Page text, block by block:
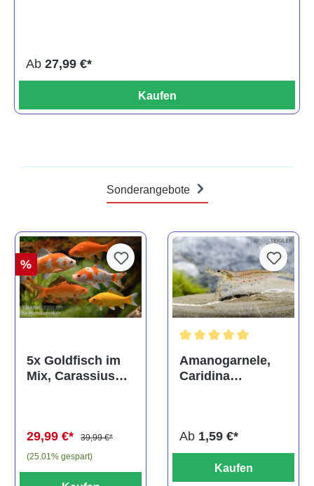
Ab 27,99 €*
Kaufen
Sonderangebote
%
5x Goldfisch im
Mix, Carassius
29,99 €*
39,99 €*
(25.01% gespart)
Amanogarnele,
Caridina
Ab 1,59 €*
Kaufen